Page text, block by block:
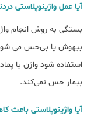
آیا عمل واژینوپلاستی
بستگی به روش انجام
استفاده شود واژن با
بیمار حس نمی‌کند.
آیا واژینوپلاستی